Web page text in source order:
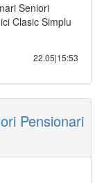
Seniori
Clasic Simplu
22.05|15:53
Pensionari